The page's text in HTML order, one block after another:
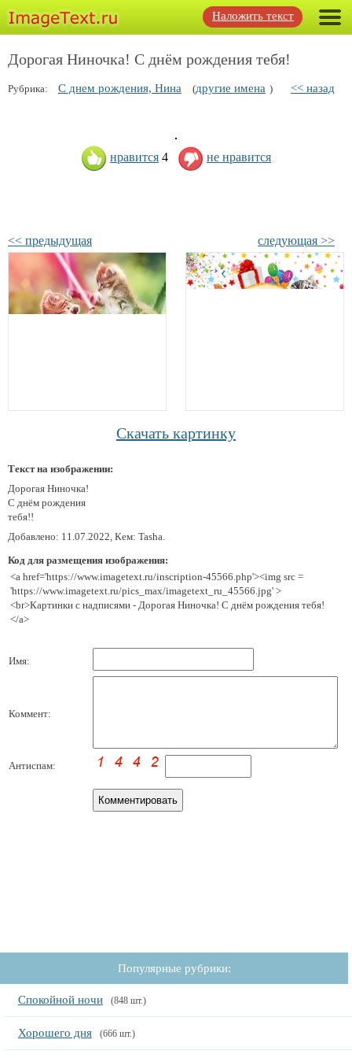
Наложить текст
Дорогая Ниночка! С днём рождения тебя!
Рубрика: С днем рождения, Нина (другие имена ) << назад
нравится 4 не нравится
<< предыдущая следующая >>
Скачать картинку
Текст на изображении:
Дорогая Ниночка!
С днём рождения
тебя!!
Добавлено: 11.07.2022, Кем: Tasha.
Код для размещения изображения:
<a href='https://www.imagetext.ru/inscription-45566.php'><img src =
'https://www.imagetext.ru/pics_max/imagetext_ru_45566.jpg' >
<br>Картинки с надписями - Дорогая Ниночка! С днём рождения тебя!
</a>
Имя:
Коммент:
Антиспам:
Популярные рубрики:
Спокойной ночи (848 шт.)
Хорошего дня (666 шт.)